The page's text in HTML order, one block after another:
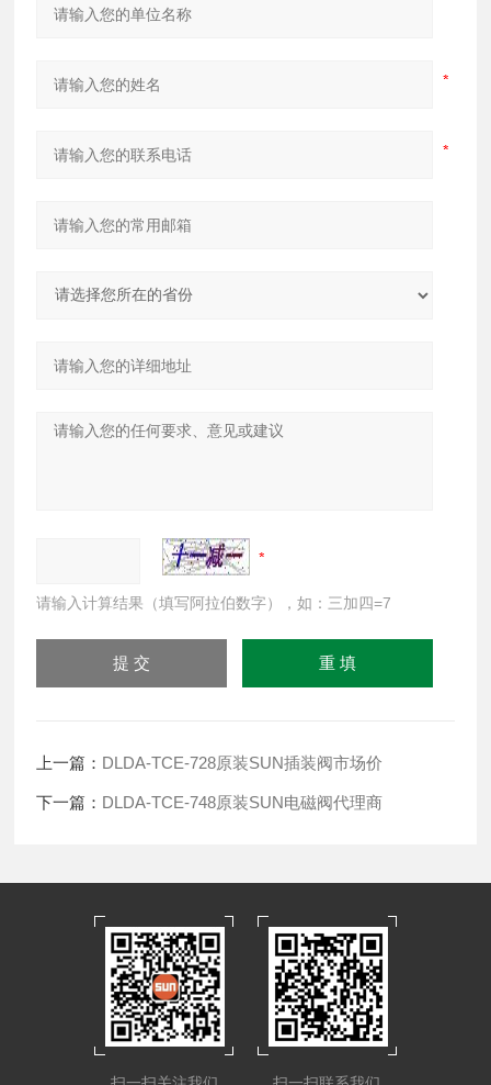
请输入计算结果（填写阿拉伯数字），如：三加四=7
上一篇： DLDA-TCE-728原装SUN插装阀市场价
下一篇： DLDA-TCE-748原装SUN电磁阀代理商